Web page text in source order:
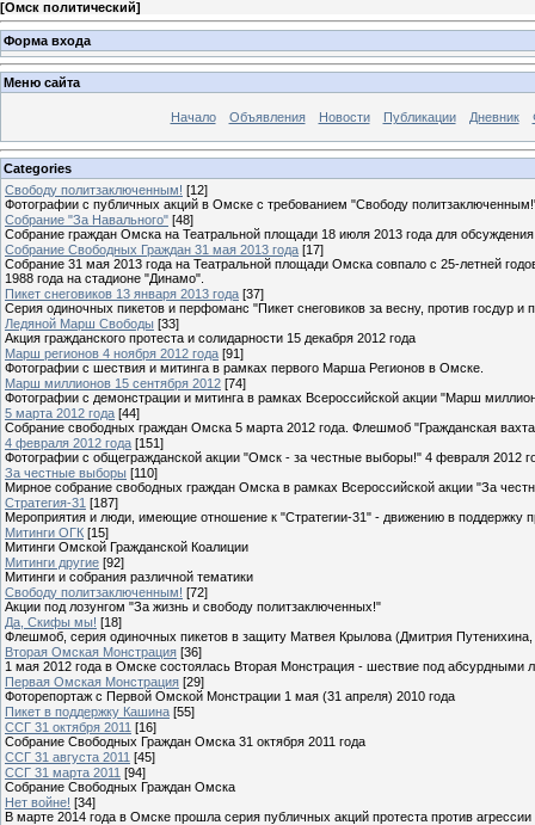
[Омск политический]
Форма входа
Меню сайта
Начало Объявления Новости Публикации Дневник
Categories
Свободу политзаключенным! [12]
Фотографии с публичных акций в Омске с требованием "Свободу
Собрание "За Навального" [48]
Собрание граждан Омска на Театральной площади 18 июля 2013 года для
Собрание Свободных Граждан 31 мая 2013 года [17]
Собрание 31 мая 2013 года на Театральной площади Омска совпало с 25-летней
1988 года на стадионе "Динамо".
Пикет снеговиков 13 января 2013 года [37]
Серия одиночных пикетов и перфоманс "Пикет снеговиков за весну, против госдур
Ледяной Марш Свободы [33]
Акция гражданского протеста и солидарности 15 декабря 2012 года
Марш регионов 4 ноября 2012 года [91]
Фотографии с шествия и митинга в рамках первого Марша Регионов в Омске.
Марш миллионов 15 сентября 2012 [74]
Фотографии с демонстрации и митинга в рамках Всероссийской акции "Марш
5 марта 2012 года [44]
Собрание свободных граждан Омска 5 марта 2012 года. Флешмоб "Гражданская
4 февраля 2012 года [151]
Фотографии с общегражданской акции "Омск - за честные выборы!" 4 февраля 2012
За честные выборы [110]
Мирное собрание свободных граждан Омска в рамках Всероссийской акции "За
Стратегия-31 [187]
Мероприятия и люди, имеющие отношение к "Стратегии-31" - движению в поддержку
Митинги ОГК [15]
Митинги Омской Гражданской Коалиции
Митинги другие [92]
Митинги и собрания различной тематики
Свободу политзаключенным! [72]
Акции под лозунгом "За жизнь и свободу политзаключенных!"
Да, Скифы мы! [18]
Флешмоб, серия одиночных пикетов в защиту Матвея Крылова (Дмитрия
Вторая Омская Монстрация [36]
1 мая 2012 года в Омске состоялась Вторая Монстрация - шествие под абсурдными
Первая Омская Монстрация [29]
Фоторепортаж с Первой Омской Монстрации 1 мая (31 апреля) 2010 года
Пикет в поддержку Кашина [55]
ССГ 31 октября 2011 [16]
Собрание Свободных Граждан Омска 31 октября 2011 года
ССГ 31 августа 2011 [45]
ССГ 31 марта 2011 [94]
Собрание Свободных Граждан Омска
Нет войне! [34]
В марте 2014 года в Омске прошла серия публичных акций протеста против